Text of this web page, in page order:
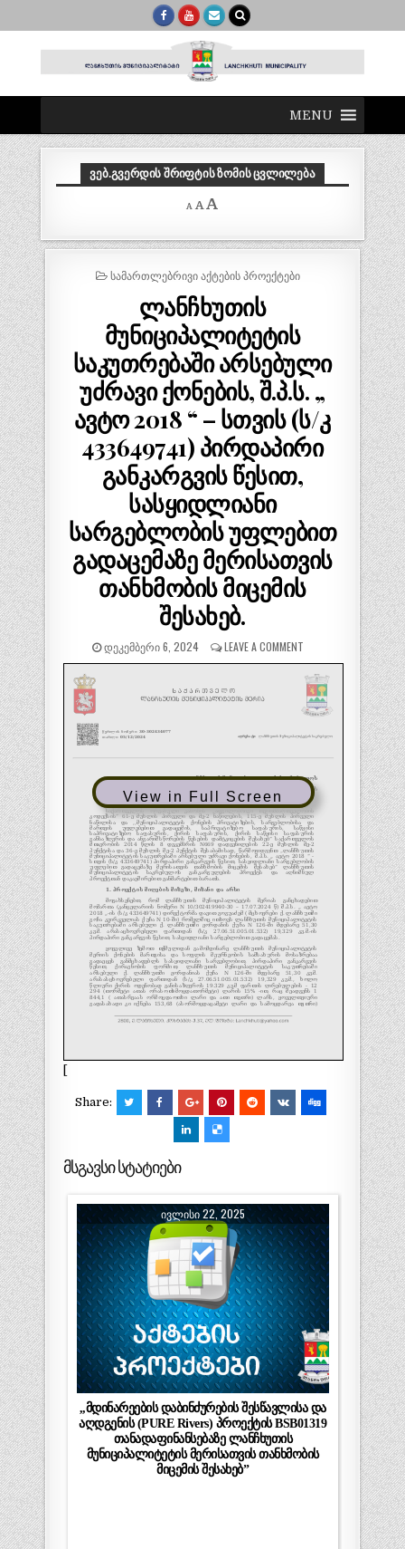
MENU
ᲕᲔᲑ.ᲒᲕᲔᲠᲓᲘᲡ ᲨᲠᲘᲤᲢᲘᲡ ᲖᲝᲛᲘᲡ ᲪᲕᲚᲘᲚᲔᲑᲐ
A
Decrease
font
A Reset
A
size.
POSTED
ᲡᲐᲛᲐᲠᲗᲚᲔᲑᲠᲘᲕᲘ ᲐᲥᲢᲔᲑᲘᲡ ᲞᲠᲝᲔᲥᲢᲔᲑᲘ
ლანჩხუთის
მუნიციპალიტეტის
საკუთრებაში არსებული
უძრავი ქონების, შ.პ.ს. „
ავტო 2018 “ – სთვის (ს/კ
433649741) პირდაპირი
განკარგვის წესით,
სასყიდლიანი
სარგებლობის უფლებით
გადაცემაზე მერისათვის
თანხმობის მიცემის
შესახებ.
ᲓᲔᲙᲔᲛᲑᲔᲠᲘ 6, 2024 LEAVE A COMMENT
View in Full Screen
Share:
მსგავსი სტატიები
ᲘᲕᲚᲘᲡᲘ 22, 2025
,,მდინარეების დაბინძურების შესწავლისა და
აღდგენის (PURE Rivers) პროექტის BSB01319
თანადაფინანსებაზე ლანჩხუთის
მუნიციპალიტეტის მერისათვის თანხმობის
მიცემის შესახებ”